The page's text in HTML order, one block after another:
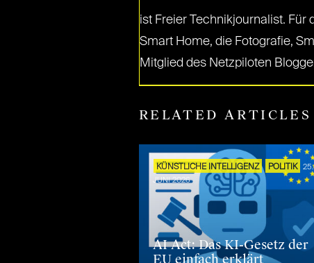
ist Freier Technikjournalist. Für
Smart Home, die Fotografie,
Mitglied des Netzpiloten
RELATED ARTICLES
KÜNSTLICHE INTELLIGENZ POLITIK
25.
JUNI 2026
AI Act: Das KI-Gesetz der
EU einfach erklärt